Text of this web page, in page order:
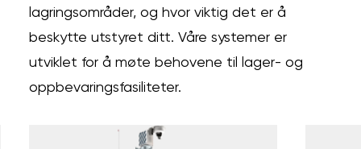
lagringsområder, og hvor viktig det er å
beskytte utstyret ditt. Våre systemer er
utviklet for å møte behovene til lager- og
oppbevaringsfasiliteter.